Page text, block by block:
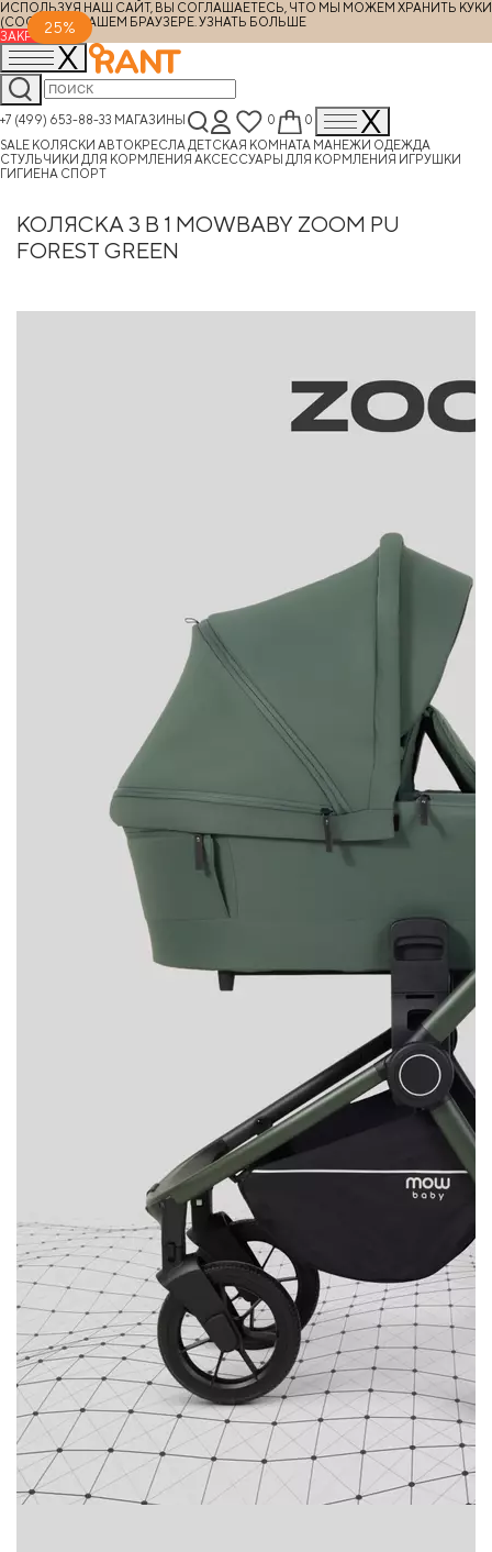
ИСПОЛЬЗУЯ НАШ САЙТ, ВЫ СОГЛАШАЕТЕСЬ, ЧТО МЫ МОЖЕМ ХРАНИТЬ КУКИ
(COOKIES) В ВАШЕМ БРАУЗЕРЕ. УЗНАТЬ БОЛЬШЕ
ЗАКРЫТЬ
+7 (499) 653-88-33 МАГАЗИНЫ 0
0
SALE КОЛЯСКИ АВТОКРЕСЛА ДЕТСКАЯ КОМНАТА МАНЕЖИ ОДЕЖДА
СТУЛЬЧИКИ ДЛЯ КОРМЛЕНИЯ АКСЕССУАРЫ ДЛЯ КОРМЛЕНИЯ ИГРУШКИ
ГИГИЕНА СПОРТ
КОЛЯСКА 3 В 1 MOWBABY ZOOM PU
FOREST GREEN
25%